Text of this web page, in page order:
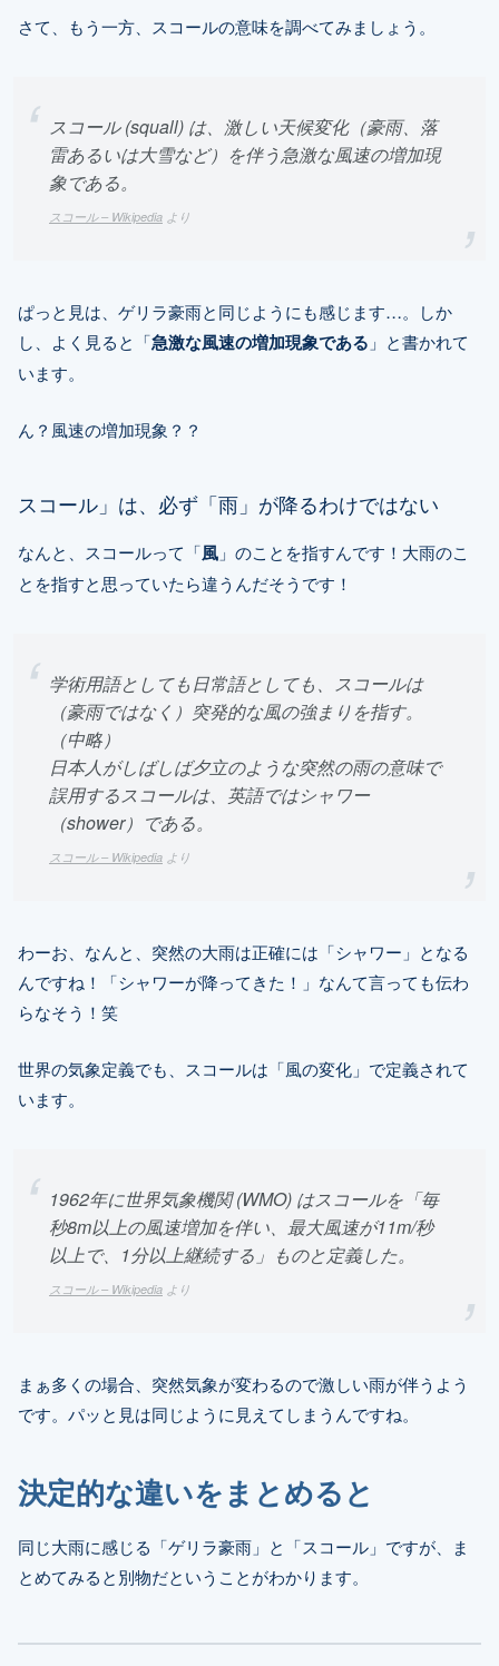
さて、もう一方、スコールの意味を調べてみましょう。
スコール (squall) は、激しい天候変化（豪雨、落
雷あるいは大雪など）を伴う急激な風速の増加現
象である。
スコール – Wikipedia より
ぱっと見は、ゲリラ豪雨と同じようにも感じます…。しか
し、よく見ると「急激な風速の増加現象である 」と書かれて
います。
ん？風速の増加現象？？
スコール」は、必ず「雨」が降るわけではない
なんと、スコールって「風 」のことを指すんです！大雨のこ
とを指すと思っていたら違うんだそうです！
学術用語としても日常語としても、スコールは
（豪雨ではなく）突発的な風の強まりを指す。
（中略）
日本人がしばしば夕立のような突然の雨の意味で
誤用するスコールは、英語ではシャワー
（shower）である。
スコール – Wikipedia より
わーお、なんと、突然の大雨は正確には「シャワー」となる
んですね！「シャワーが降ってきた！」なんて言っても伝わ
らなそう！笑
世界の気象定義でも、スコールは「風の変化」で定義されて
います。
1962年に世界気象機関 (WMO) はスコールを「毎
秒8m以上の風速増加を伴い、最大風速が11m/秒
以上で、1分以上継続する」ものと定義した。
スコール – Wikipedia より
まぁ多くの場合、突然気象が変わるので激しい雨が伴うよう
です。パッと見は同じように見えてしまうんですね。
決定的な違いをまとめると
同じ大雨に感じる「ゲリラ豪雨」と「スコール」ですが、ま
とめてみると別物だということがわかります。